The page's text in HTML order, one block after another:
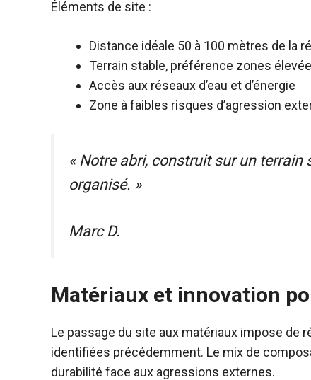
Éléments de site :
Distance idéale 50 à 100 mètres de la
Terrain stable, préférence zones
Accès aux réseaux d’eau et d’énergie
Zone à faibles risques d’agression
« Notre abri, construit sur un terrain
organisé. »
Marc D.
Matériaux et innovation
Le passage du site aux matériaux impose de
identifiées précédemment. Le mix de
durabilité face aux agressions externes.